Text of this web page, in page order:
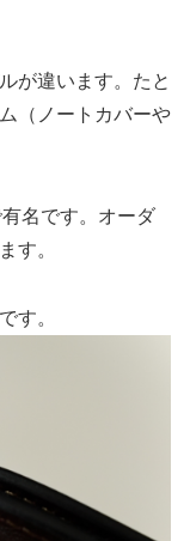
が違います。たと
（ノートカバーや
名です。オーダ
す。
す。